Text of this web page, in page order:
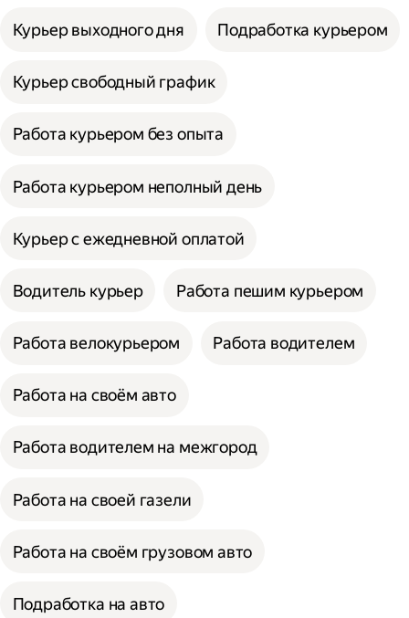
Курьер выходного дня Подработка курьером
Курьер свободный график
Работа курьером без опыта
Работа курьером неполный день
Курьер с ежедневной оплатой
Водитель курьер Работа пешим курьером
Работа велокурьером Работа водителем
Работа на своём авто
Работа водителем на межгород
Работа на своей газели
Работа на своём грузовом авто
Подработка на авто